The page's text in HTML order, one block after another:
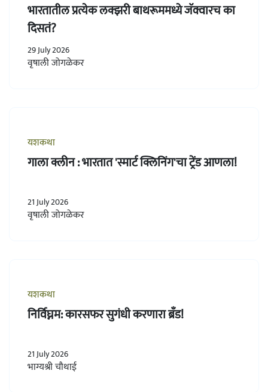
भारतातील प्रत्येक लक्झरी बाथरूममध्ये जॅक्वारच का
दिसतं?
29 July 2026
वृषाली जोगळेकर
यशकथा
गाला क्लीन : भारतात 'स्मार्ट क्लिनिंग'चा ट्रेंड आणला!
21 July 2026
वृषाली जोगळेकर
यशकथा
निर्विघ्नम: कारसफर सुगंधी करणारा ब्रँड!
21 July 2026
भाग्यश्री चौथाई